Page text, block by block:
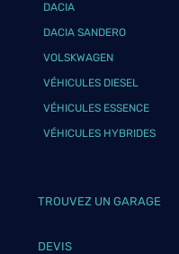
DACIA
DACIA SANDERO
VOLSKWAGEN
VÉHICULES DIESEL
VÉHICULES ESSENCE
VÉHICULES HYBRIDES
TROUVEZ UN GARAGE
DEVIS